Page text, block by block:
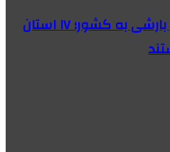
بازگشت سامانه‌های بارشی به کشور؛ ۱۷ استان